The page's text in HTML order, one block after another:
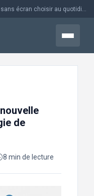
Menu
de
8 min de lecture